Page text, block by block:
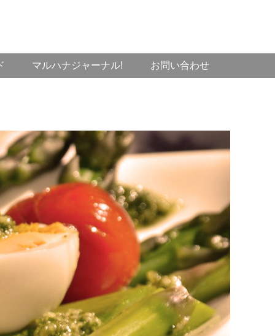
マルハナジャーナル! お問い合わせ